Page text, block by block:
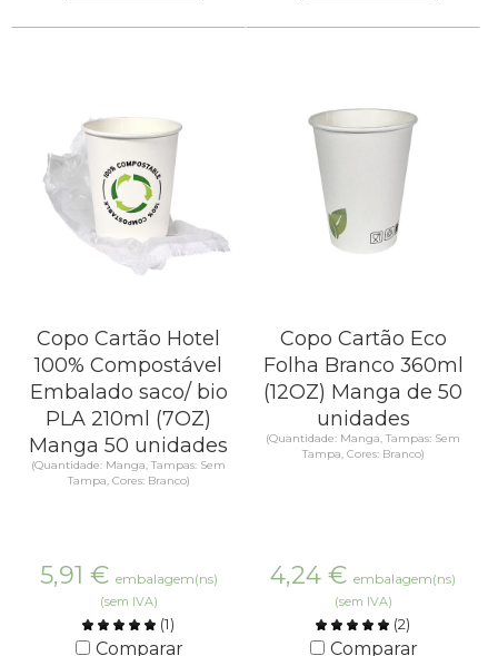
Copo Cartão Hotel
100% Compostável
Embalado saco/ bio
PLA 210ml (7OZ)
Manga 50 unidades
(Quantidade: Manga, Tampas: Sem
Tampa, Cores: Branco)
5,91 € embalagem(ns)
(sem IVA)
(1)
Comparar
Copo Cartão Eco
Folha Branco 360ml
(12OZ) Manga de 50
unidades
(Quantidade: Manga, Tampas: Sem
Tampa, Cores: Branco)
4,24 € embalagem(ns)
(sem IVA)
(2)
Comparar